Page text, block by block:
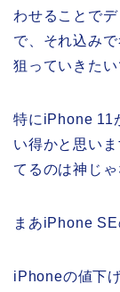
わせることで
で、それ込み
狙っていきたい
特にiPhone 11
い得かと思い
てるのは神じゃ
まあiPhone SE
iPhoneの値下